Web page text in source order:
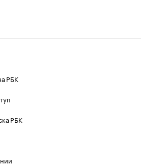
РБК
РБК